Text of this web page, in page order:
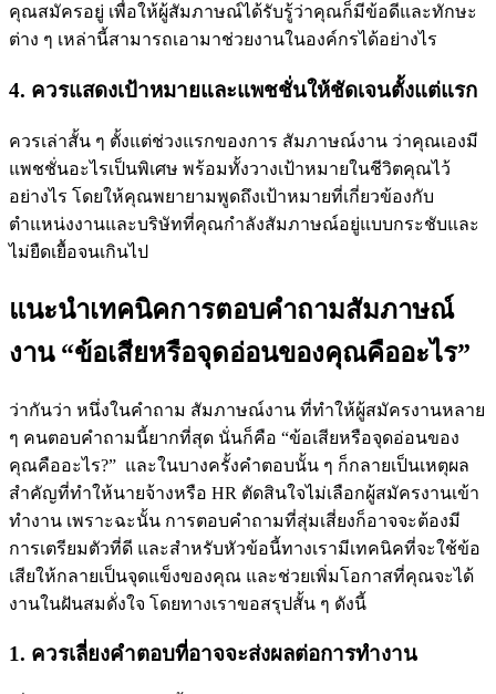
คุณสมัครอยู่ เพื่อให้ผู้สัมภาษณ์ได้รับรู้ว่าคุณก็มีข้อดีและทักษะ
ต่าง ๆ เหล่านี้สามารถเอามาช่วยงานในองค์กรได้อย่างไร
4. ควรแสดงเป้าหมายและแพชชั่นให้ชัดเจนตั้งแต่แรก
ควรเล่าสั้น ๆ ตั้งแต่ช่วงแรกของการ สัมภาษณ์งาน ว่าคุณเองมี
แพชชั่นอะไรเป็นพิเศษ พร้อมทั้งวางเป้าหมายในชีวิตคุณไว้
อย่างไร โดยให้คุณพยายามพูดถึงเป้าหมายที่เกี่ยวข้องกับ
ตำแหน่งงานและบริษัทที่คุณกำลังสัมภาษณ์อยู่แบบกระชับและ
ไม่ยืดเยื้อจนเกินไป
แนะนำเทคนิคการตอบคำถามสัมภาษณ์
งาน “ข้อเสียหรือจุดอ่อนของคุณคืออะไร”
ว่ากันว่า หนึ่งในคำถาม สัมภาษณ์งาน ที่ทำให้ผู้สมัครงานหลาย
ๆ คนตอบคำถามนี้ยากที่สุด นั่นก็คือ “ข้อเสียหรือจุดอ่อนของ
คุณคืออะไร?” และในบางครั้งคำตอบนั้น ๆ ก็กลายเป็นเหตุผล
สำคัญที่ทำให้นายจ้างหรือ HR ตัดสินใจไม่เลือกผู้สมัครงานเข้า
ทำงาน เพราะฉะนั้น การตอบคำถามที่สุ่มเสี่ยงก็อาจจะต้องมี
การเตรียมตัวที่ดี และสำหรับหัวข้อนี้ทางเรามีเทคนิคที่จะใช้ข้อ
เสียให้กลายเป็นจุดแข็งของคุณ และช่วยเพิ่มโอกาสที่คุณจะได้
งานในฝันสมดั่งใจ โดยทางเราขอสรุปสั้น ๆ ดังนี้
1. ควรเลี่ยงคำตอบที่อาจจะส่งผลต่อการทำงาน